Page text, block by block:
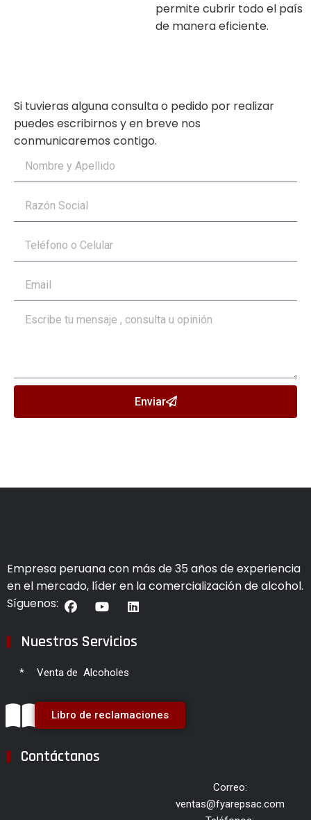
permite cubrir todo el país
de manera eficiente.
Si tuvieras alguna consulta o pedido por realizar
puedes escribirnos y en breve nos
conmunicaremos contigo.
Enviar
Empresa peruana con más de 35 años de experiencia
en el mercado, líder en la comercialización de alcohol.
Síguenos:
Nuestros Servicios
* Venta de Alcoholes
Libro de reclamaciones
Contáctanos
Correo:
ventas@fyarepsac.com